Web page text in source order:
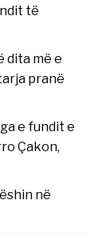
të
dita më e
pranë
e fundit e
Çakon,
në